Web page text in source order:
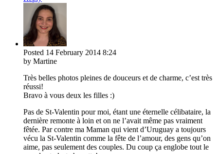
Posted 14 February 2014 8:24
by Martine
Très belles photos pleines de douceurs et de charme, c’est très
réussi!
Bravo à vous deux les filles :)
Pas de St-Valentin pour moi, étant une éternelle célibataire, la
dernière remonte à loin et on ne l’avait même pas vraiment
fêtée. Par contre ma Maman qui vient d’Uruguay a toujours
vécu la St-Valentin comme la fête de l’amour, des gens qu’on
aime, pas seulement des couples. Du coup ça englobe tout le